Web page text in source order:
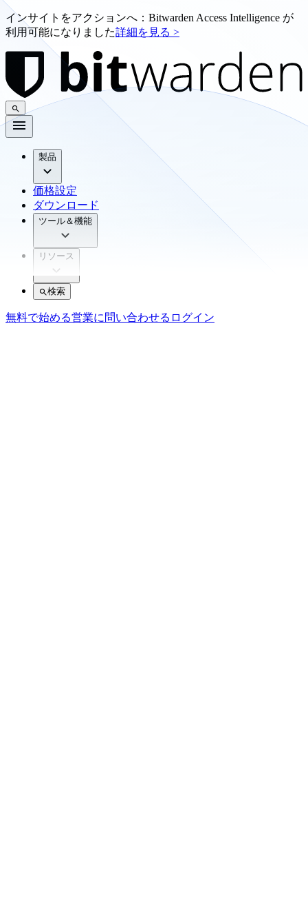
インサイトをアクションへ：Bitwarden Access Intelligence が
利用可能になりました詳細を見る >
製品
価格設定
ダウンロード
ツール＆機能
リソース
検索
無料で始める営業に問い合わせる ログイン